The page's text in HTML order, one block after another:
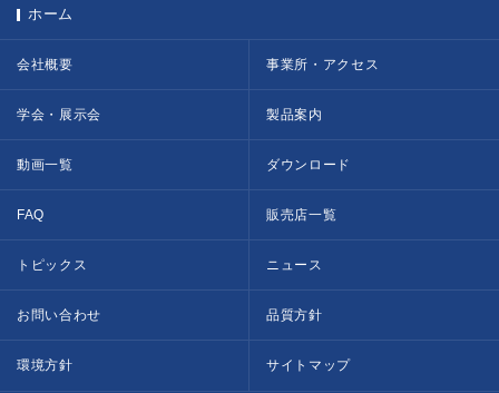
ホーム
会社概要 事業所・アクセス
学会・展示会 製品案内
動画一覧 ダウンロード
FAQ 販売店一覧
トピックス ニュース
お問い合わせ 品質方針
環境方針 サイトマップ